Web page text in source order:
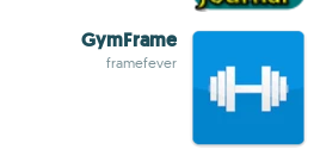
GymFrame
framefever